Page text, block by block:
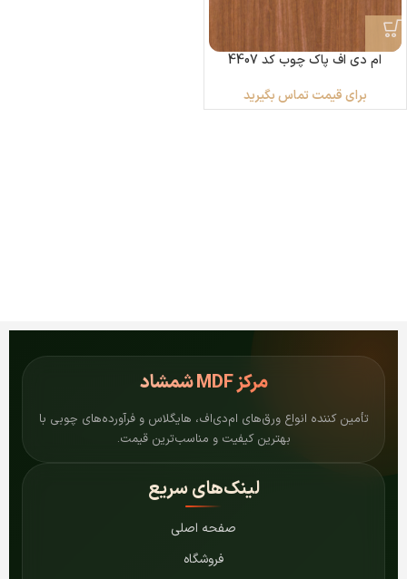
ام دی اف پاک چوب کد 4407
برای قیمت تماس بگیرید
مرکزMDF شمشاد
تأمین کننده انواع ورق‌های ام‌دی‌اف، هایگلاس و فرآورده‌های چوبی با
بهترین کیفیت و مناسب‌ترین قیمت.
لینک‌های سریع
صفحه اصلی
فروشگاه